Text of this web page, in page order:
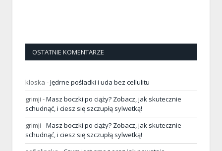
OSTATNIE KOMENTARZE
kloska -Jędrne pośladki i uda bez cellulitu
grimji -Masz boczki po ciąży? Zobacz, jak skutecznie
schudnąć, i ciesz się szczupłą sylwetką!
grimji -Masz boczki po ciąży? Zobacz, jak skutecznie
schudnąć, i ciesz się szczupłą sylwetką!